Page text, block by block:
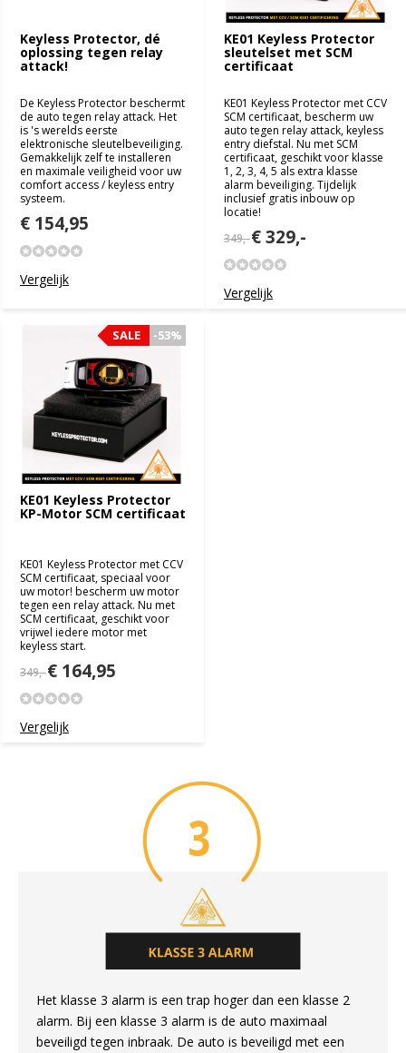
Keyless Protector, dé
oplossing tegen relay
attack!
De Keyless Protector beschermt
de auto tegen relay attack. Het
is 's werelds eerste
elektronische sleutelbeveiliging.
Gemakkelijk zelf te installeren
en maximale veiligheid voor uw
comfort access / keyless entry
systeem.
€ 154,95
Vergelijk
KE01 Keyless Protector
sleutelset met SCM
certificaat
KE01 Keyless Protector met CCV
SCM certificaat, bescherm uw
auto tegen relay attack, keyless
entry diefstal. Nu met SCM
certificaat, geschikt voor klasse
1, 2, 3, 4, 5 als extra klasse
alarm beveiliging. Tijdelijk
inclusief gratis inbouw op
locatie!
349,-€ 329,-
Vergelijk
KE01 Keyless Protector
KP-Motor SCM certificaat
KE01 Keyless Protector met CCV
SCM certificaat, speciaal voor
uw motor! bescherm uw motor
tegen een relay attack. Nu met
SCM certificaat, geschikt voor
vrijwel iedere motor met
keyless start.
349,-€ 164,95
-53%
SALE
Vergelijk
-53%
SALE
Het klasse 3 alarm is een trap hoger dan een klasse 2
alarm. Bij een klasse 3 alarm is de auto maximaal
beveiligd tegen inbraak. De auto is beveiligd met een